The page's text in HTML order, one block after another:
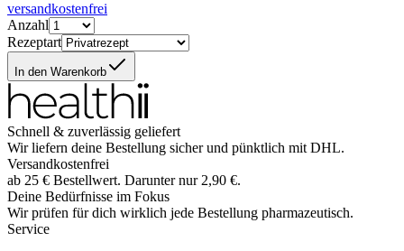
versandkostenfrei
Anzahl
Rezeptart
In den Warenkorb
Schnell & zuverlässig geliefert
Wir liefern deine Bestellung sicher und pünktlich mit DHL.
Versandkostenfrei
ab 25 € Bestellwert. Darunter nur 2,90 €.
Deine Bedürfnisse im Fokus
Wir prüfen für dich wirklich jede Bestellung pharmazeutisch.
Service